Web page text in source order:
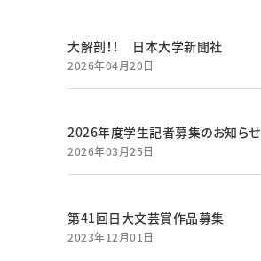
大解剖！！ 日本大学新聞社
2026年04月20日
2026年度学生記者募集のお知らせ
2026年03月25日
第41回日大文芸賞作品募集
2023年12月01日